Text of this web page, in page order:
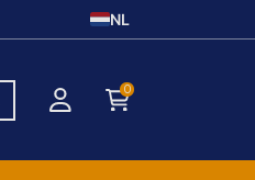
NL
0